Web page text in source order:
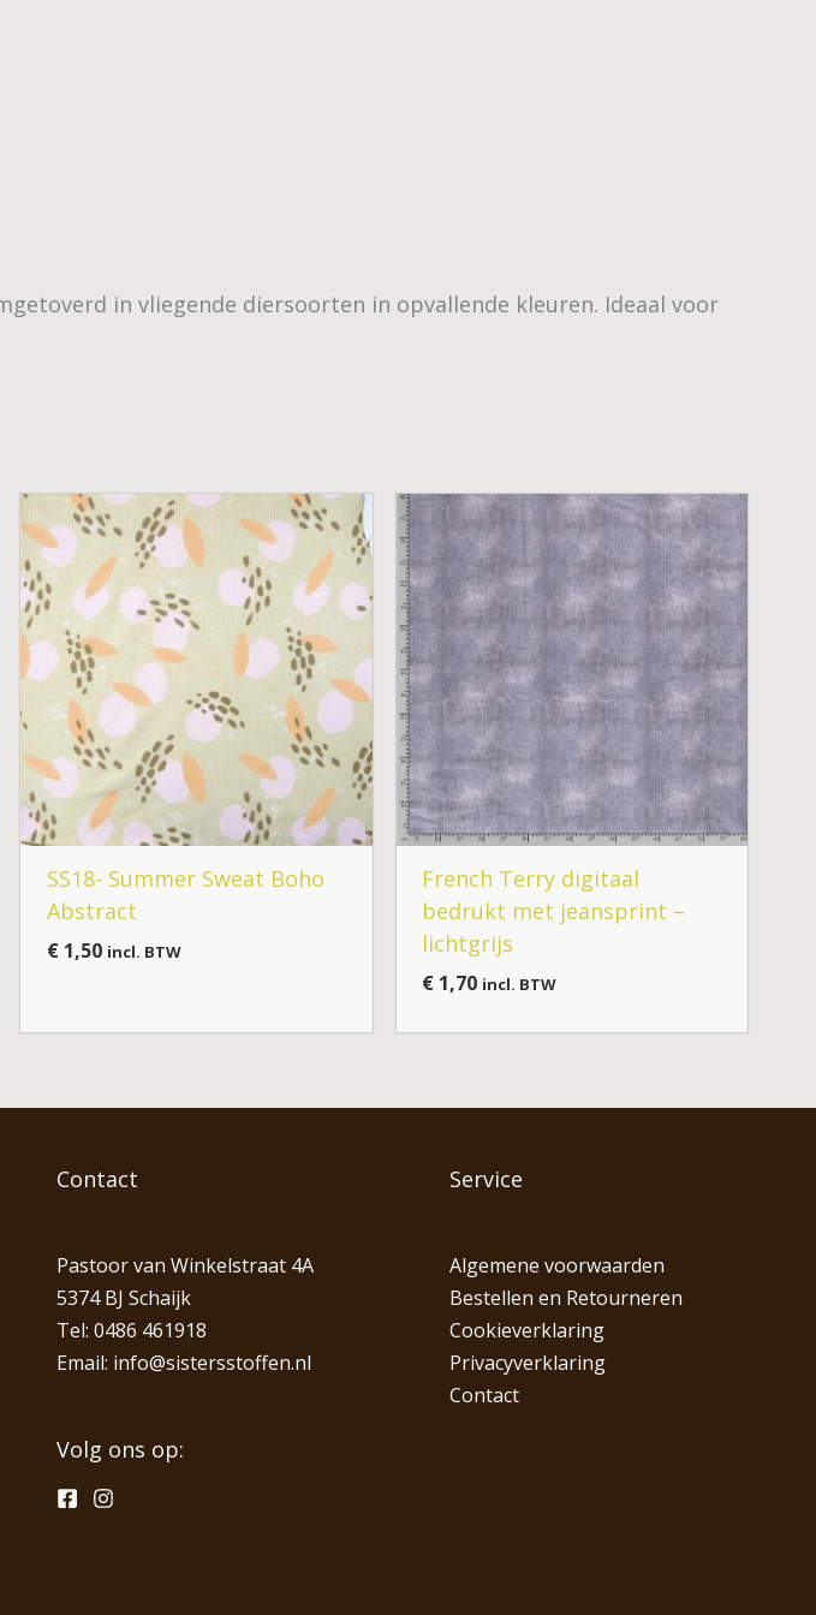
in vliegende diersoorten in opvallende kleuren. Ideaal voor
SS18- Summer Sweat Boho
Abstract
€1,50 incl. BTW
French Terry digitaal
bedrukt met jeansprint –
lichtgrijs
€ 1,70 incl. BTW
Contact
Pastoor van Winkelstraat 4A
5374 BJ Schaijk
Tel: 0486 461918
Email: info@sistersstoffen.nl
Volg ons op:
Service
Algemene voorwaarden
Bestellen en Retourneren
Cookieverklaring
Privacyverklaring
Contact